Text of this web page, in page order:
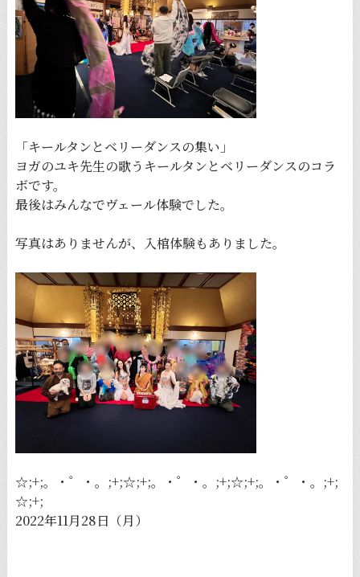
「キールタンとベリーダンスの集い」
ヨガのユキ先生の歌うキールタンとベリーダンスのコラ
ボです。
最後はみんなでヴェール体験でした。
写真はありませんが、入棺体験もありました。
☆;+;。・゜・。;+;☆;+;。・゜・。;+;☆;+;。・゜・。;+;
☆;+;
2022年11月28日（月）